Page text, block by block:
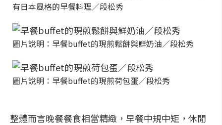
有日本風格的早餐料理／段松秀
圖片說明：早餐buffet的現煎鬆餅與鮮奶油／段松秀
圖片說明：早餐buffet的現煎荷包蛋／段松秀
整體而言晚餐餐食相當精緻，早餐中規中矩，休閒